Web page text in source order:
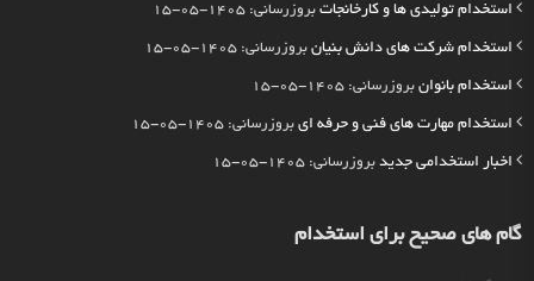
استخدام تولیدی ها و کارخانجات بروزرسانی: 1405-05-15
استخدام شرکت های دانش بنیان بروزرسانی: 1405-05-15
استخدام بانوان بروزرسانی: 1405-05-15
استخدام مهارت های فنی و حرفه ای بروزرسانی: 1405-05-15
اخبار استخدامی جدید بروزرسانی: 1405-05-15
گام های صحیح برای استخدام